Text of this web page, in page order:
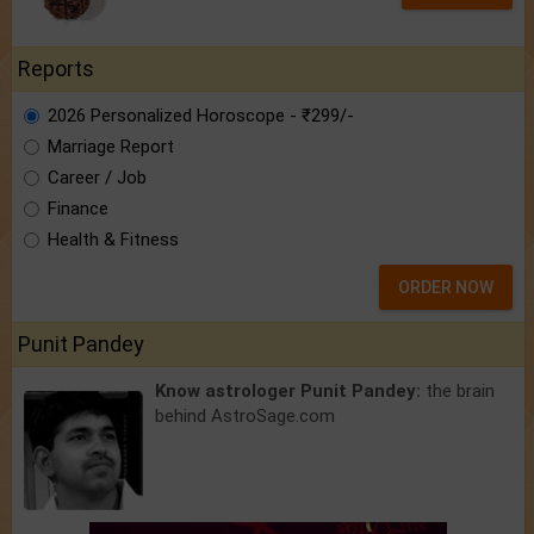
Reports
2026 Personalized Horoscope - ₹299/-
Marriage Report
Career / Job
Finance
Health & Fitness
ORDER NOW
Punit Pandey
Know astrologer Punit Pandey: the brain
behind AstroSage.com